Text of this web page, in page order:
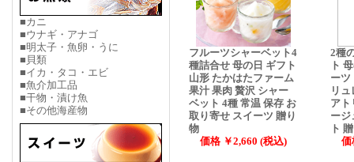
■カニ
■ウナギ・アナゴ
■明太子・魚卵・うに
■貝類
■イカ・タコ・エビ
■魚介加工品
■干物・漬け魚
■その他海産物
フルーツシャーベット4
種詰合せ 母の日 ギフト
山形 たかはたファーム
果汁 果肉 贅沢 シャー
ベット 4種 常温 保存 お
取り寄せ スイーツ 贈り
物
価格 ￥2,660 (税込)
2種
ト
ーツ
リ
アト
ージ
ト
価